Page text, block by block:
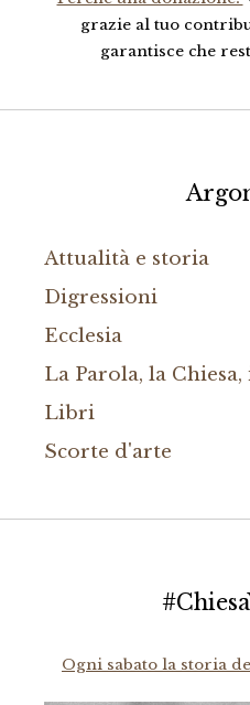
grazie al tuo
garantisce che
Attualità e storia
Digressioni
Ecclesia
La Parola, la
Libri
Scorte d'arte
Ogni sabato la storia